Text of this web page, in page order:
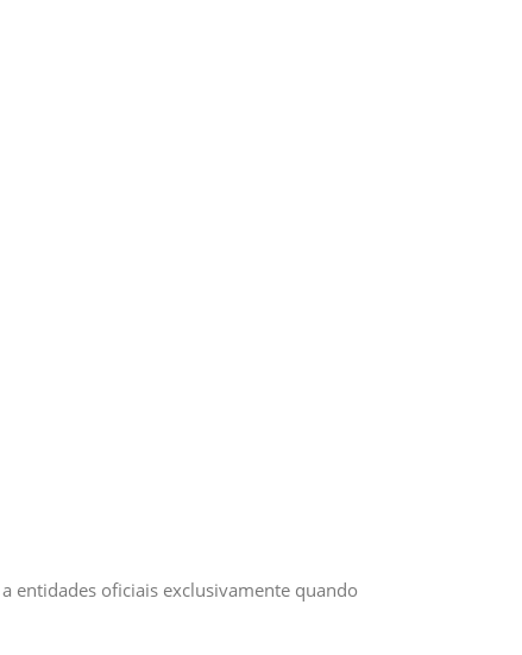
entidades oficiais exclusivamente quando